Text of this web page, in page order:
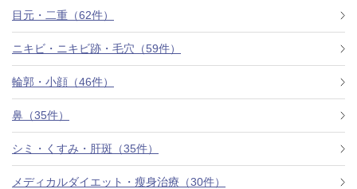
クリニックについて
料金一覧
施術症例
初めての方へ
目元・二重（62件）
ニキビ・ニキビ跡・毛穴（59件）
輪郭・小顔（46件）
鼻（35件）
シミ・くすみ・肝斑（35件）
メディカルダイエット・瘦身治療（30件）